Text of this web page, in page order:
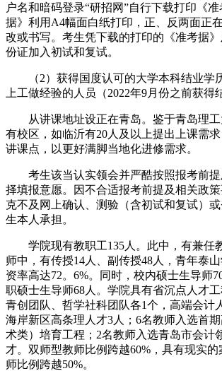
户名和暗码登录“研招网”自行下载打印《
据》利用A4幅面白纸打印，正、反两面正
改或书写。考生凭下载的打印的《准考据
份证加入初试和复试。
（2）获得国度认可的大学本科结业学
上工做经验的人员（2022年9月份之前获得
从讲课地址设正在青岛。鉴于青岛理工
有校区，如临沂有20人及以上提出上课需
讲课点，以更好满脚当地化进修需求。
考生该当认实领会并严酷按照报考前提
择填报意愿。因不合适报考前提及相关政
克不及网上确认、测验（含初试和复试）
生本人承担。
学院现有教职工135人。此中，有兼任
师中，有传授14人、副传授48人，青年泰
资率高达72。6%。同时，校内硕士生导师
职硕士生导师68人。学院具有省沉点人才工
青创团队、哲学社科团队各1个，高端会计
海岸新区高条理人才3人；6名教师入选首
术类）培育工程；2名教师入选青岛市会计
才。双师型教师比例跨越60%，具有现实
师比例跨越50%。